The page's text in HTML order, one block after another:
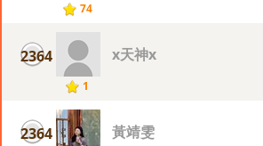
74
2364
1
x天神x
2364 黃靖雯